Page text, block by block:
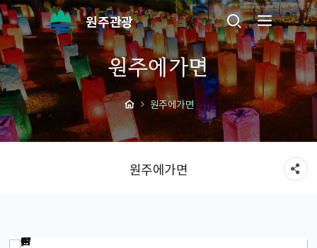
원주관광
원주에가면
원주에가면
원주에가면